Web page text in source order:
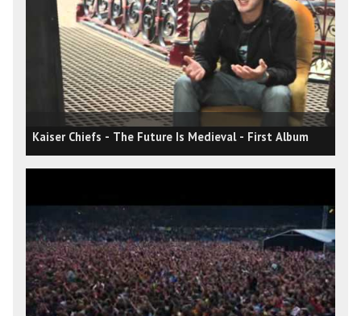
Kaiser Chiefs - The Future Is Medieval - First Album